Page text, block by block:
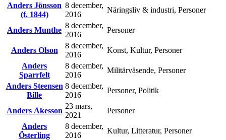
Anders Jönsson
(f. 1844)
8 december,
2016
Näringsliv & industri, Personer
Anders Munthe
8 december,
2016
Personer
Anders Olson
8 december,
2016
Konst, Kultur, Personer
Anders
Sparrfelt
8 december,
2016
Militärväsende, Personer
Anders Steensen
Bille
8 december,
2016
Personer, Politik
Anders Åkesson
23 mars,
2021
Personer
Anders
Österling
8 december,
2016
Kultur, Litteratur, Personer